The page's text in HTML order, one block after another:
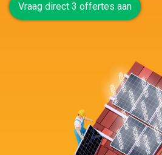
Vraag direct 3 offertes aan